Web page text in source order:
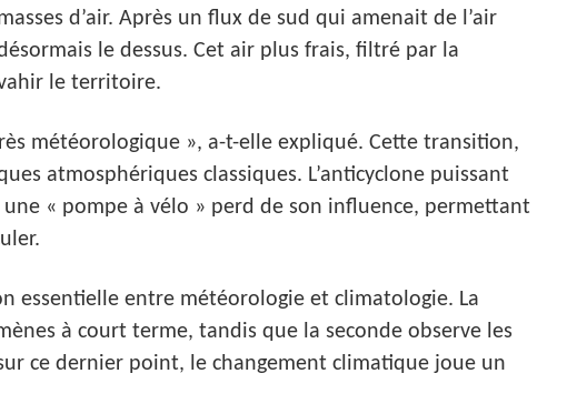
d’air. Après un flux de sud qui amenait de l’air
le dessus. Cet air plus frais, filtré par la
le territoire.
météorologique », a-t-elle expliqué. Cette transition,
atmosphériques classiques. L’anticyclone puissant
« pompe à vélo » perd de son influence, permettant
essentielle entre météorologie et climatologie. La
à court terme, tandis que la seconde observe les
ce dernier point, le changement climatique joue un